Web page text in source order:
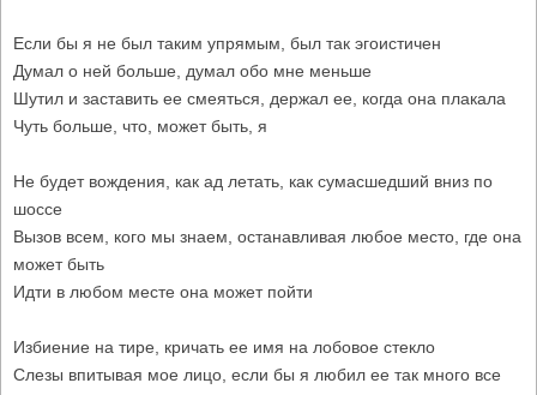
Если бы я не был таким упрямым, был так эгоистичен
Думал о ней больше, думал обо мне меньше
Шутил и заставить ее смеяться, держал ее, когда она плакала
Чуть больше, что, может быть, я
Не будет вождения, как ад летать, как сумасшедший вниз по
шоссе
Вызов всем, кого мы знаем, останавливая любое место, где она
может быть
Идти в любом месте она может пойти
Избиение на тире, кричать ее имя на лобовое стекло
Слезы впитывая мое лицо, если бы я любил ее так много все